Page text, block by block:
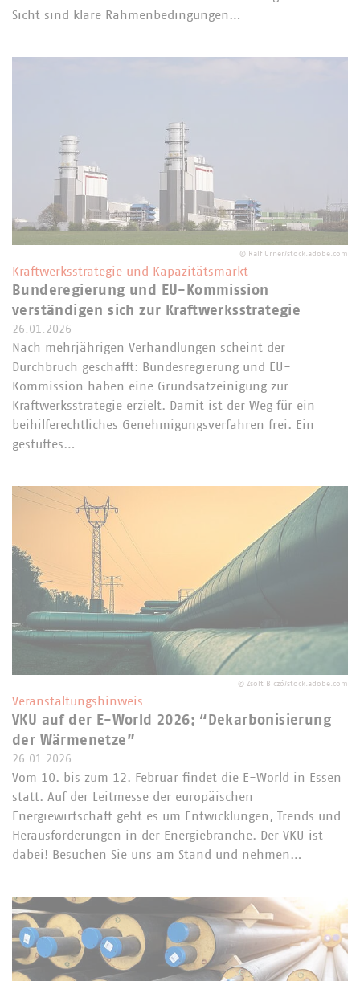
Sicht sind klare Rahmenbedingungen…
© Ralf Urner/stock.adobe.com
Kraftwerksstrategie und Kapazitätsmarkt
Bunderegierung und EU-Kommission
verständigen sich zur Kraftwerksstrategie
26.01.2026
Nach mehrjährigen Verhandlungen scheint der
Durchbruch geschafft: Bundesregierung und EU-
Kommission haben eine Grundsatzeinigung zur
Kraftwerksstrategie erzielt. Damit ist der Weg für ein
beihilferechtliches Genehmigungsverfahren frei. Ein
gestuftes…
© Zsolt Biczó/stock.adobe.com
Veranstaltungshinweis
VKU auf der E-World 2026: “Dekarbonisierung
der Wärmenetze”
26.01.2026
Vom 10. bis zum 12. Februar findet die E-World in Essen
statt. Auf der Leitmesse der europäischen
Energiewirtschaft geht es um Entwicklungen, Trends und
Herausforderungen in der Energiebranche. Der VKU ist
dabei! Besuchen Sie uns am Stand und nehmen…